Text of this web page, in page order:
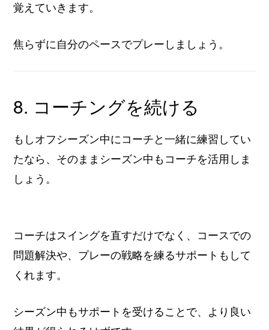
覚えていきます。
焦らずに自分のペースでプレーしましょう。
8. コーチングを続ける
もしオフシーズン中にコーチと一緒に練習してい
たなら、そのままシーズン中もコーチを活用しま
しょう。
コーチはスイングを直すだけでなく、コースでの
問題解決や、プレーの戦略を練るサポートもして
くれます。
シーズン中もサポートを受けることで、より良い